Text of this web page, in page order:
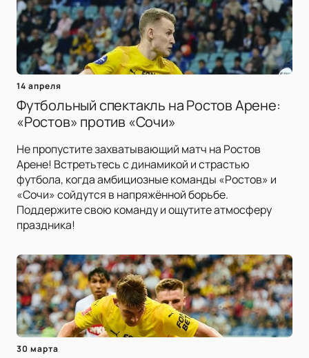
14 апреля
Футбольный спектакль на Ростов Арене:
«Ростов» против «Сочи»
Не пропустите захватывающий матч на Ростов
Арене! Встретьтесь с динамикой и страстью
футбола, когда амбициозные команды «Ростов» и
«Сочи» сойдутся в напряжённой борьбе.
Поддержите свою команду и ощутите атмосферу
праздника!
30 марта